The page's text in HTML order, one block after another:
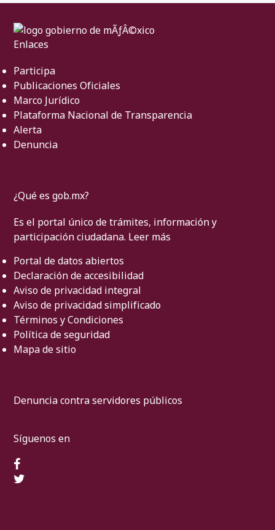
Enlaces
Participa
Publicaciones Oficiales
Marco Jurídico
Plataforma Nacional de Transparencia
Alerta
Denuncia
¿Qué es gob.mx?
Es el portal único de trámites, información y
participación ciudadana. Leer más
Portal de datos abiertos
Declaración de accesibilidad
Aviso de privacidad integral
Aviso de privacidad simplificado
Términos y Condiciones
Política de seguridad
Mapa de sitio
Denuncia contra servidores públicos
Síguenos en